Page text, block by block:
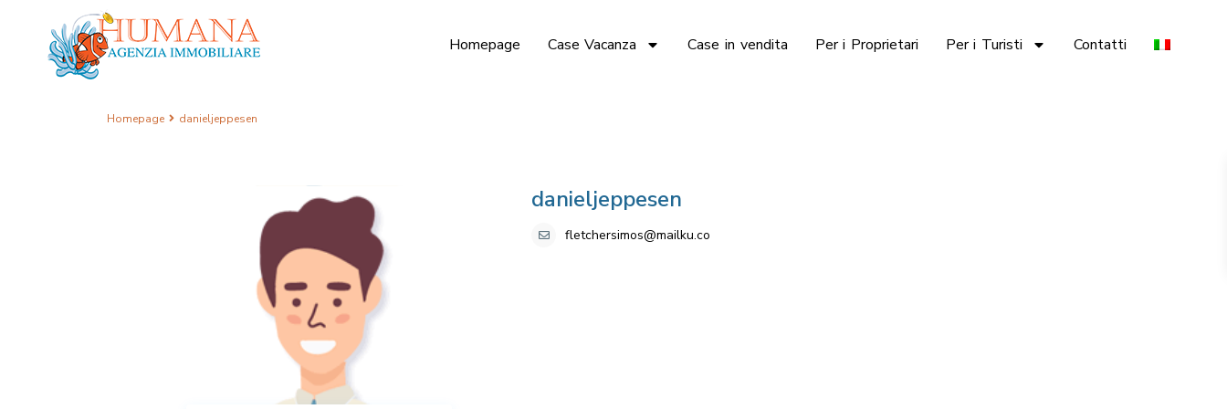
Homepage Case Vacanza Case in vendita Per i Proprietari Per i Turisti Contatti
Homepage danieljeppesen
danieljeppesen
fletchersimos@mailku.co